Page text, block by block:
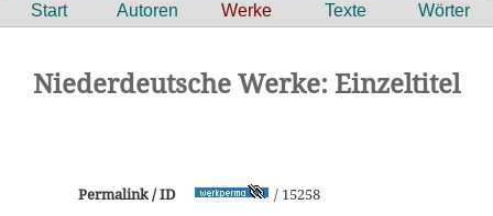
Start Autoren Werke Texte Wörter
Niederdeutsche Werke: Einzeltitel
Permalink / ID / 15258